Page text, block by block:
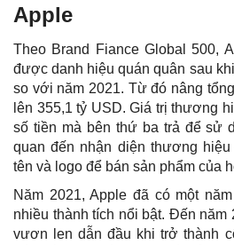
Apple
Theo Brand Fiance Global 500,
được danh hiệu quán quân sau
so với năm 2021. Từ đó nâng
lên 355,1 tỷ USD. Giá trị thương
số tiền mà bên thứ ba trả để sử
quan đến nhận diện thương
tên và logo để bán sản phẩm của
Năm 2021, Apple đã có một
nhiều thành tích nổi bật. Đến năm
vươn len dẫn đầu khi trở thành